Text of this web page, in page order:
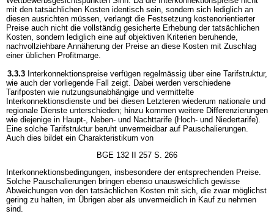
mit den tatsächlichen Kosten identisch sein, sondern sich lediglich an
diesen ausrichten müssen, verlangt die Festsetzung kostenorientierter
Preise auch nicht die vollständig gesicherte Erhebung der tatsächlichen
Kosten, sondern lediglich eine auf objektiven Kriterien beruhende,
nachvollziehbare Annäherung der Preise an diese Kosten mit Zuschlag
einer üblichen Profitmarge.
3.3.3 Interkonnektionspreise verfügen regelmässig über eine Tarifstruktur,
wie auch der vorliegende Fall zeigt. Dabei werden verschiedene
Tarifposten wie nutzungsunabhängige und vermittelte
Interkonnektionsdienste und bei diesen Letzteren wiederum nationale und
regionale Dienste unterschieden; hinzu kommen weitere Differenzierungen
wie diejenige in Haupt-, Neben- und Nachttarife (Hoch- und Niedertarife).
Eine solche Tarifstruktur beruht unvermeidbar auf Pauschalierungen.
Auch dies bildet ein Charakteristikum von
BGE 132 II 257 S. 266
Interkonnektionsbedingungen, insbesondere der entsprechenden Preise.
Solche Pauschalierungen bringen ebenso unausweichlich gewisse
Abweichungen von den tatsächlichen Kosten mit sich, die zwar möglichst
gering zu halten, im Übrigen aber als unvermeidlich in Kauf zu nehmen
sind.